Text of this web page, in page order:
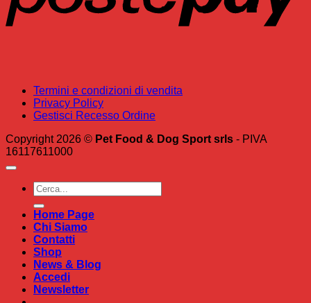
Termini e condizioni di vendita
Privacy Policy
Gestisci Recesso Ordine
Copyright 2026 © Pet Food & Dog Sport srls - PIVA
16117611000
Cerca:
Home Page
Chi Siamo
Contatti
Shop
News & Blog
Accedi
Newsletter